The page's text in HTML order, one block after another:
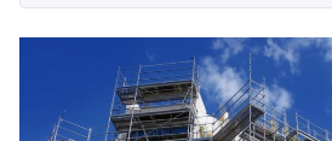
Dicono di Acrobatica
Approfondimenti